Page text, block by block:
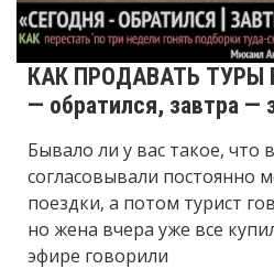
КАК ПРОДАВАТЬ ТУРЫ
— обратился, завтра —
Бывало ли у вас такое, что
согласовывали постоянно
поездки, а потом турист
но жена вчера уже все
эфире говорили